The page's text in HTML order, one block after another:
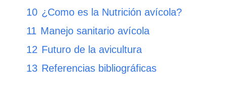
10 ¿Como es la Nutrición avícola?
11 Manejo sanitario avícola
12 Futuro de la avicultura
13 Referencias bibliográficas